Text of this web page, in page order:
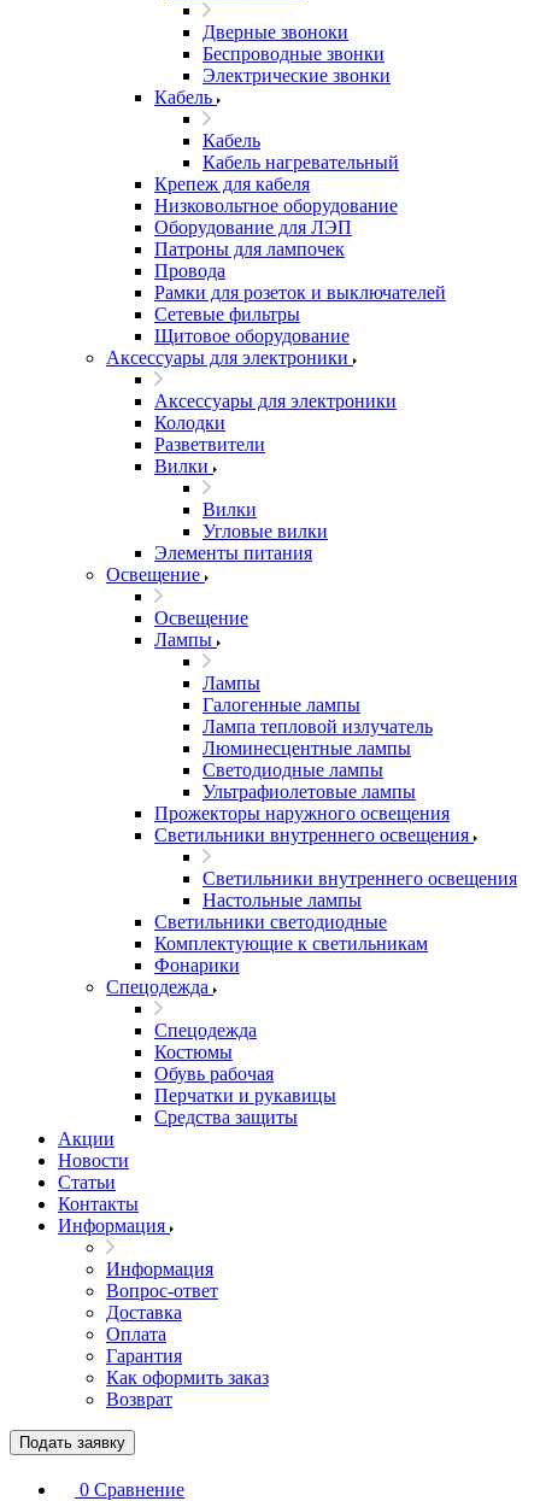
Дверные звоноки
Беспроводные звонки
Электрические звонки
Кабель
Кабель
Кабель нагревательный
Крепеж для кабеля
Низковольтное оборудование
Оборудование для ЛЭП
Патроны для лампочек
Провода
Рамки для розеток и выключателей
Сетевые фильтры
Щитовое оборудование
Аксессуары для электроники
Аксессуары для электроники
Колодки
Разветвители
Вилки
Вилки
Угловые вилки
Элементы питания
Освещение
Освещение
Лампы
Лампы
Галогенные лампы
Лампа тепловой излучатель
Люминесцентные лампы
Светодиодные лампы
Ультрафиолетовые лампы
Прожекторы наружного освещения
Светильники внутреннего освещения
Светильники внутреннего освещения
Настольные лампы
Светильники светодиодные
Комплектующие к светильникам
Фонарики
Спецодежда
Спецодежда
Костюмы
Обувь рабочая
Перчатки и рукавицы
Средства защиты
Акции
Новости
Статьи
Контакты
Информация
Информация
Вопрос-ответ
Доставка
Оплата
Гарантия
Как оформить заказ
Возврат
Подать заявку
0 Сравнение